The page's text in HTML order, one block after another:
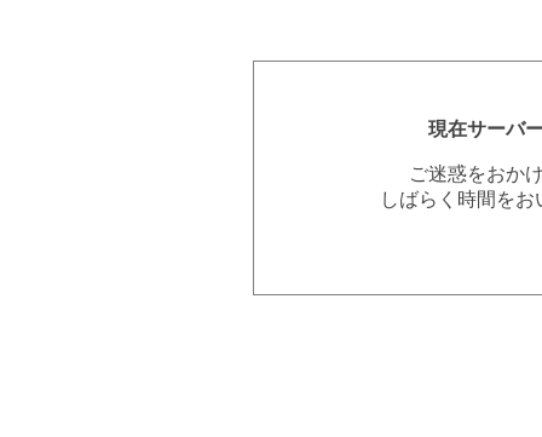
現在サーバ
ご迷惑をおか
しばらく時間を